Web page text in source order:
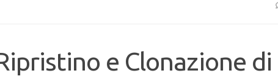
e Clonazione di